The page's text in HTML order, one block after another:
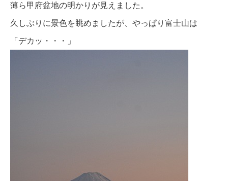
薄ら甲府盆地の明かりが見えました。
久しぶりに景色を眺めましたが、やっぱり富士山は
「デカッ・・・」